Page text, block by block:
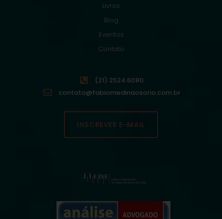
Livros
Blog
Eventos
Contato
(21) 2524.6080
contato@fabiomedinaosorio.com.br
INSCREVER E-MAIL